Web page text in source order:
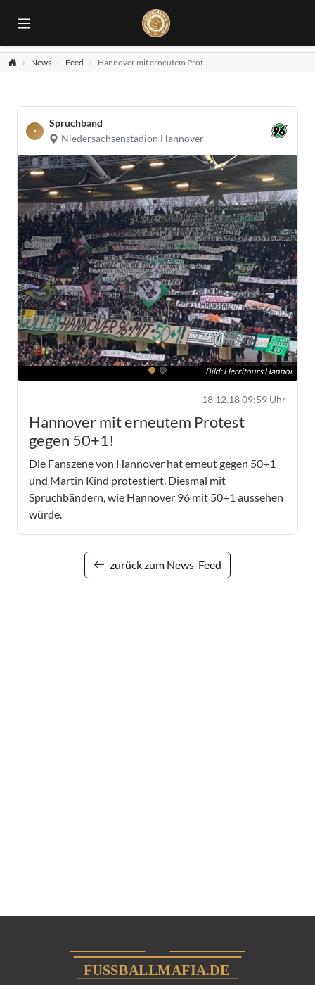
News Feed Hannover mit erneutem Protest gegen 50+1!
Spruchband
Niedersachsenstadion Hannover
Bild: Herritours Hannoi
18.12.18 09:59 Uhr
Hannover mit erneutem Protest
gegen 50+1!
Die Fanszene von Hannover hat erneut gegen 50+1
und Martin Kind protestiert. Diesmal mit
Spruchbändern, wie Hannover 96 mit 50+1 aussehen
würde.
zurück zum News-Feed